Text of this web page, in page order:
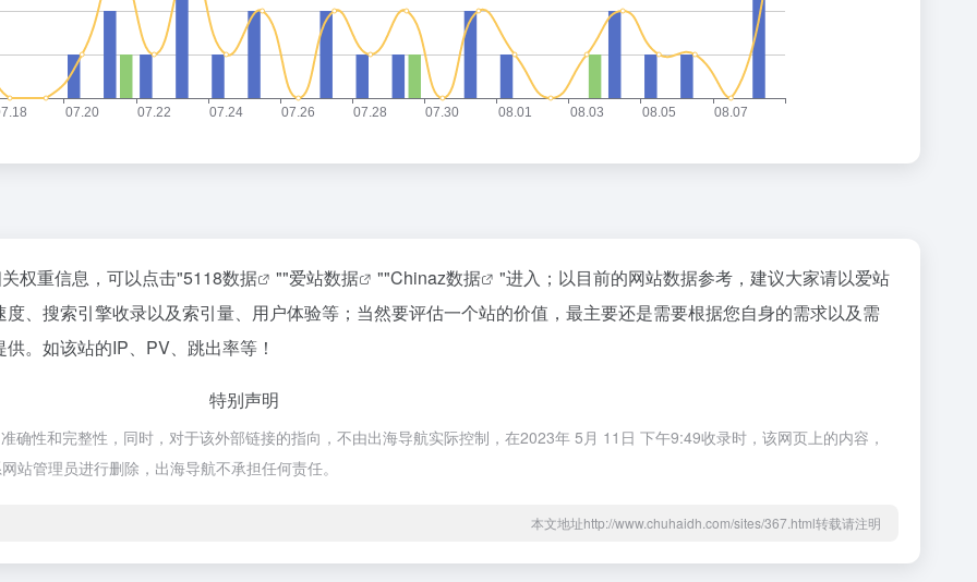
权重信息，可以点击"5118数据 ""爱站数据 ""Chinaz数据
"进入；以目前的网站数据参考，建议大家请以爱站
、搜索引擎收录以及索引量、用户体验等；当然要评估一个站的价值，最主要还是需要根据您自身的需求以及需
。如该站的IP、PV、跳出率等！
特别声明
确性和完整性，同时，对于该外部链接的指向，不由出海导航实际控制，在2023年 5月 11日 下午9:49收录时，该网页上的内容，
站管理员进行删除，出海导航不承担任何责任。
本文地址http://www.chuhaidh.com/sites/367.html转载请注明